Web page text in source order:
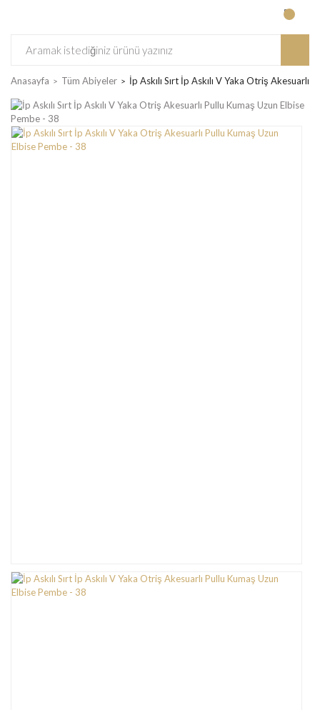
Anasayfa Tüm Abiyeler İp Askılı Sırt İp Askılı V Yaka Otriş Akesuarlı